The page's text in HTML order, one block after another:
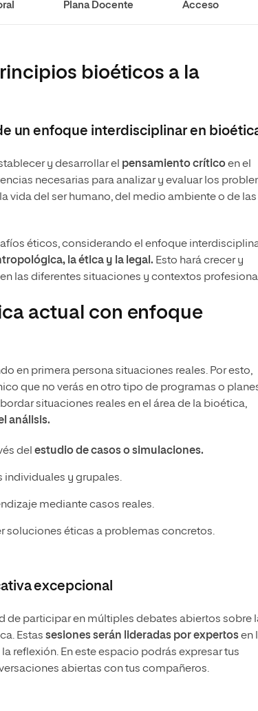
Ciencias Políticas y Relaciones
Plana Docente Acceso
bioéticos a la
un enfoque interdisciplinar en
y desarrollar el pensamiento críticoen el
necesarias para analizar y evaluar los
vida del ser humano, del medio ambiente o de las
éticos, considerando el enfoque
la ética y la legal. Esto hará crecer y
las diferentes situaciones y contextos
actual con enfoque
en primera persona situaciones reales. Por esto,
que no verás en otro tipo de programas o
situaciones reales en el área de la bioética,
análisis.
del estudio de casos o simulaciones.
individuales y grupales.
mediante casos reales.
soluciones éticas a problemas concretos.
excepcional
de participar en múltiples debates abiertos sobre
Estas sesiones serán lideradas por expertosen
reflexión. En este espacio podrás expresar tus
abiertas con tus compañeros.